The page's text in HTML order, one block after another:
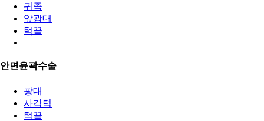
귀족
앞광대
턱끝
안면윤곽수술
광대
사각턱
턱끝